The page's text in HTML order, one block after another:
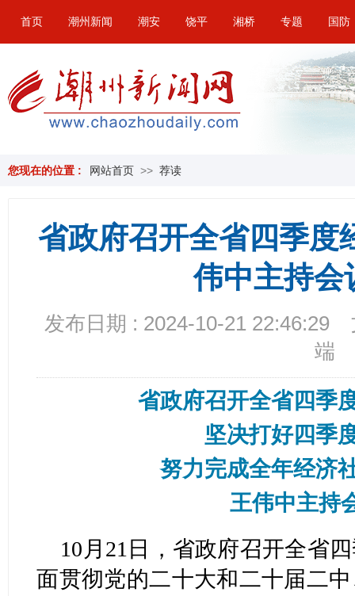
首页 潮州新闻 潮安 饶平 湘桥 专题 国防
您现在的位置 : 网站首页 >> 荐读
省政府召开全省四季度
伟中主持会
发布日期 : 2024-10-21 22:46:29
端
省政府召开全省四季
坚决打好四季
努力完成全年经济
王伟中主持
10月21日，省政府召开全省
面贯彻党的二十大和二十届二